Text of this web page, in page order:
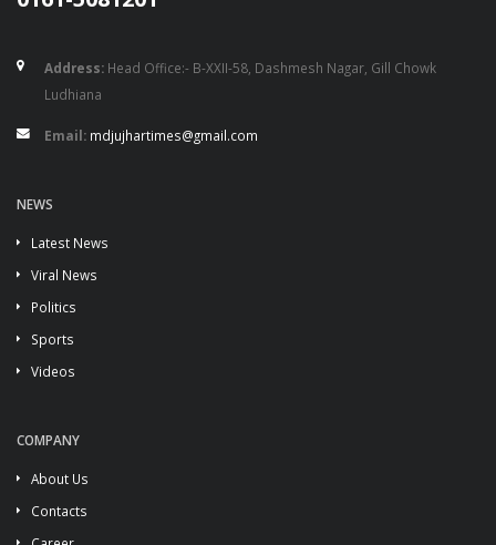
Address: Head Office:- B-XXII-58, Dashmesh Nagar, Gill Chowk
Ludhiana
Email: mdjujhartimes@gmail.com
NEWS
Latest News
Viral News
Politics
Sports
Videos
COMPANY
About Us
Contacts